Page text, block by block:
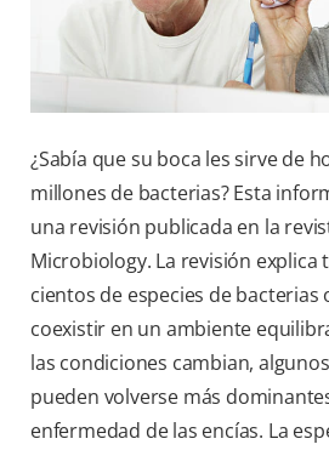
¿Sabía que su boca les sirve de
millones de bacterias? Esta
una revisión publicada en la
Microbiology. La revisión explica
cientos de especies de bacterias
coexistir en un ambiente
las condiciones cambian,
pueden volverse más
enfermedad de las encías. La